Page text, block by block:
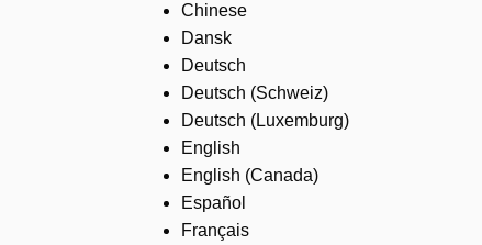
Chinese
Dansk
Deutsch
Deutsch (Schweiz)
Deutsch (Luxemburg)
English
English (Canada)
Español
Français